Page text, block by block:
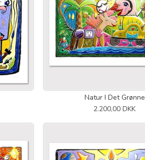
Natur I Det Grønne
2.200,00 DKK